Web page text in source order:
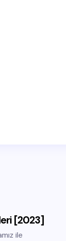
[2023]
ile